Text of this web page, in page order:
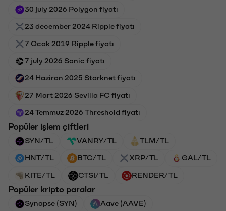
30 july 2026 Polygon fiyatı
23 december 2024 Ripple fiyatı
7 Ocak 2019 Ripple fiyatı
7 july 2026 Sonic fiyatı
24 Haziran 2025 Starknet fiyatı
27 Mart 2026 Sevilla FC fiyatı
24 Temmuz 2026 Threshold fiyatı
Popüler işlem çiftleri
SYN/TL VANRY/TL TLM/TL
HNT/TL BTC/TL XRP/TL GAL/TL
KITE/TL CTSI/TL RENDER/TL
Popüler kripto paralar
Synapse (SYN) Aave (AAVE)